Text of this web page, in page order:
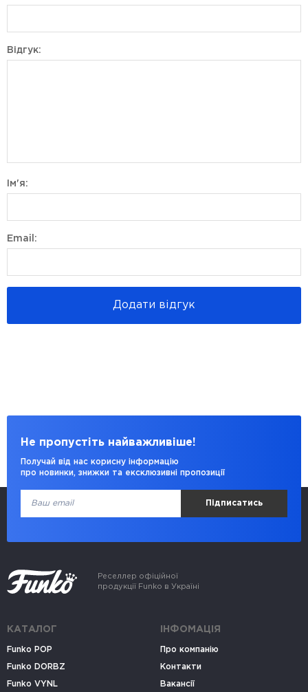
Відгук:
Ім'я:
Email:
Додати відгук
Не пропустіть найважливіше!
Получай від нас корисну інформацію
про новинки, знижки та ексклюзивні пропозиції
Підписатись
Реселлер офіційної
продукції Funko в Україні
КАТАЛОГ
Funko POP
Funko DORBZ
Funko VYNL
ІНФОМАЦІЯ
Про компанію
Контакти
Вакансії